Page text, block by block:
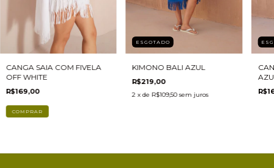
CANGA SAIA COM FIVELA
OFF WHITE
R$169,00
ESGOTADO
KIMONO BALI AZUL
R$219,00
2 x de R$109,50 sem juros